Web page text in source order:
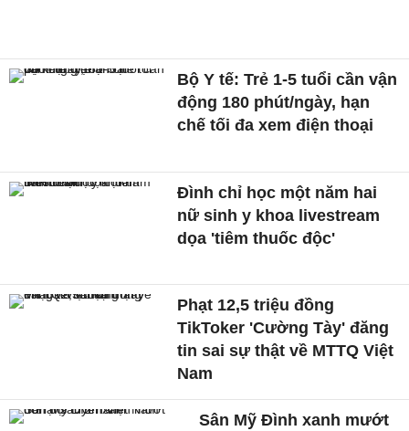
Bộ Y tế: Trẻ 1-5 tuổi cần vận
động 180 phút/ngày, hạn
chế tối đa xem điện thoại
Đình chỉ học một năm hai
nữ sinh y khoa livestream
dọa 'tiêm thuốc độc'
Phạt 12,5 triệu đồng
TikToker 'Cường Tày' đăng
tin sai sự thật về MTTQ Việt
Nam
Sân Mỹ Đình xanh mướt